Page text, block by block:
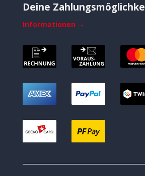
Deine
Informationen →